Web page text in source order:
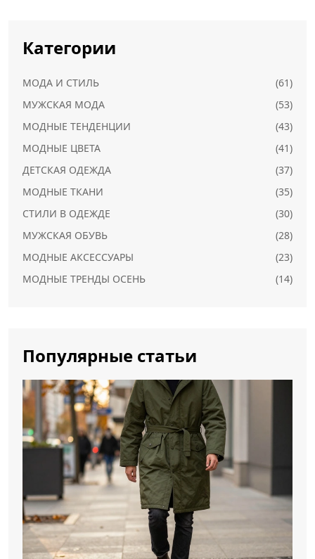
Категории
МОДА И СТИЛЬ
(61)
МУЖСКАЯ МОДА
(53)
МОДНЫЕ ТЕНДЕНЦИИ
(43)
МОДНЫЕ ЦВЕТА
(41)
ДЕТСКАЯ ОДЕЖДА
(37)
МОДНЫЕ ТКАНИ
(35)
СТИЛИ В ОДЕЖДЕ
(30)
МУЖСКАЯ ОБУВЬ
(28)
МОДНЫЕ АКСЕССУАРЫ
(23)
МОДНЫЕ ТРЕНДЫ ОСЕНЬ
(14)
Популярные статьи